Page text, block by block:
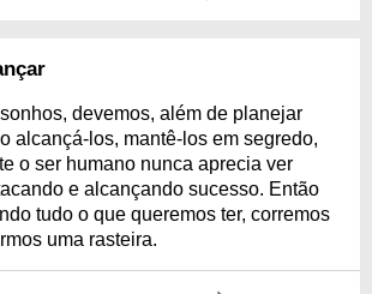
devemos, além de planejar
alcançá-los, mantê-los em segredo,
o ser humano nunca aprecia ver
e alcançando sucesso. Então
tudo o que queremos ter, corremos
uma rasteira.